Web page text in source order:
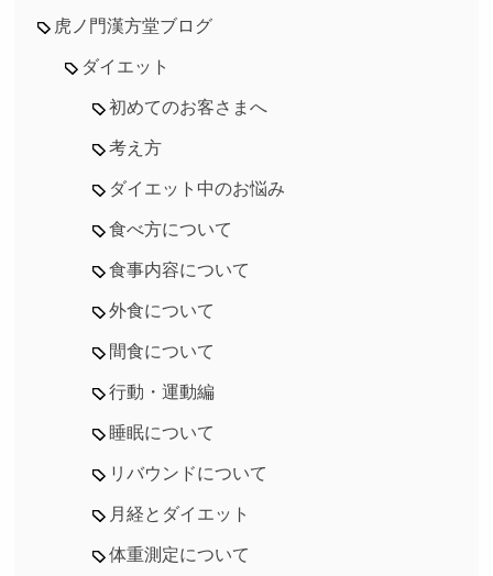
虎ノ門漢方堂ブログ
ダイエット
初めてのお客さまへ
考え方
ダイエット中のお悩み
食べ方について
食事内容について
外食について
間食について
行動・運動編
睡眠について
リバウンドについて
月経とダイエット
体重測定について